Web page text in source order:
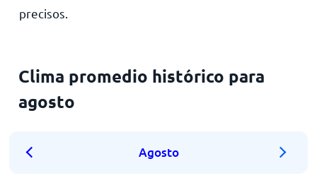
precisos.
Clima promedio histórico para
agosto
Agosto